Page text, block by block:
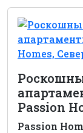
Passion
Passion